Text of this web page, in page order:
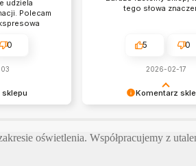
i dobraniu
udziela
Polecam
0
Komentarz
mamy już trochę
tego słowa
5 0
2026-02-17
oświetlenia. Współpracujemy z